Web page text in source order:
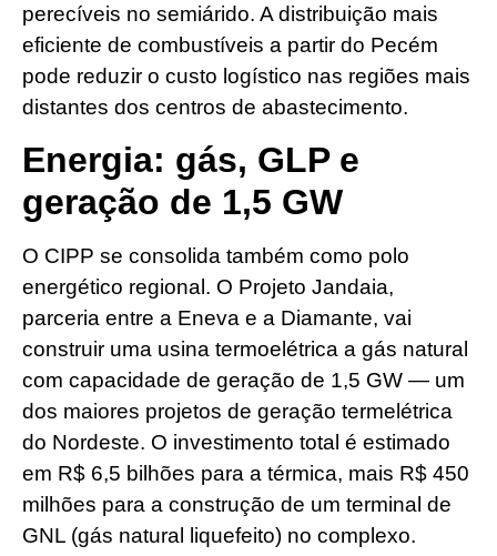
perecíveis no semiárido. A distribuição mais
eficiente de combustíveis a partir do Pecém
pode reduzir o custo logístico nas regiões mais
distantes dos centros de abastecimento.
Energia: gás, GLP e
geração de 1,5 GW
O CIPP se consolida também como polo
energético regional. O Projeto Jandaia,
parceria entre a Eneva e a Diamante, vai
construir uma usina termoelétrica a gás natural
com capacidade de geração de 1,5 GW — um
dos maiores projetos de geração termelétrica
do Nordeste. O investimento total é estimado
em R$ 6,5 bilhões para a térmica, mais R$ 450
milhões para a construção de um terminal de
GNL (gás natural liquefeito) no complexo.